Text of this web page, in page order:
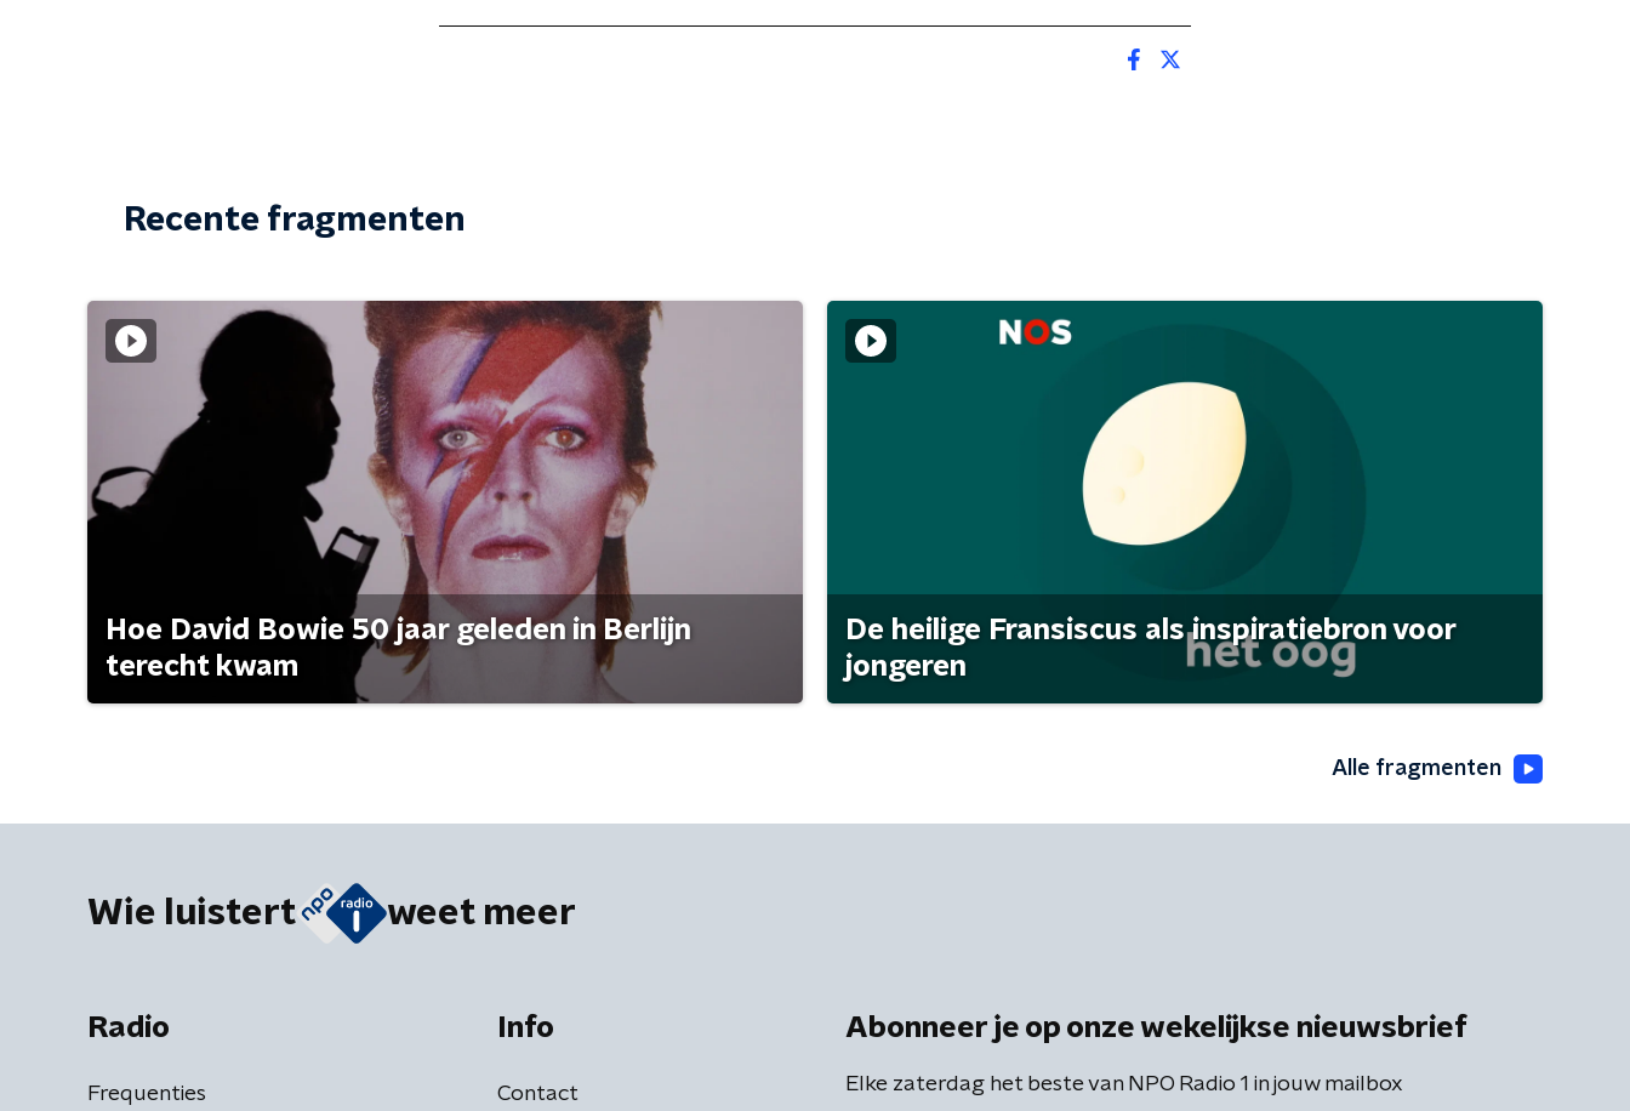
Recente fragmenten
Hoe David Bowie 50 jaar geleden in Berlijn
terecht kwam
De heilige Fransiscus als inspiratiebron voor
jongeren
Alle fragmenten
Wie luistert weet meer
Radio
Frequenties
Info
Contact
Abonneer je op onze wekelijkse nieuwsbrief
Elke zaterdag het beste van NPO Radio 1 in jouw mailbox